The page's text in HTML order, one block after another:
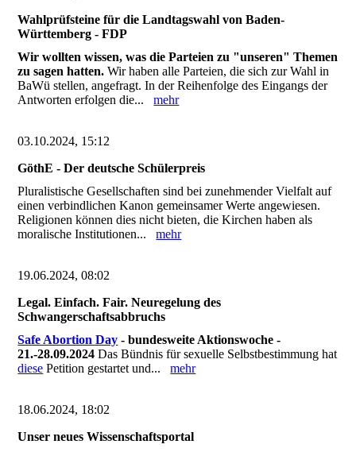
Wahlprüfsteine für die Landtagswahl von Baden-
Württemberg - FDP
Wir wollten wissen, was die Parteien zu "unseren" Themen
zu sagen hatten. Wir haben alle Parteien, die sich zur Wahl in
BaWü stellen, angefragt. In der Reihenfolge des Eingangs der
Antworten erfolgen die...mehr
03.10.2024, 15:12
GöthE - Der deutsche Schülerpreis
Pluralistische Gesellschaften sind bei zunehmender Vielfalt auf
einen verbindlichen Kanon gemeinsamer Werte angewiesen.
Religionen können dies nicht bieten, die Kirchen haben als
moralische Institutionen...mehr
19.06.2024, 08:02
Legal. Einfach. Fair. Neuregelung des
Schwangerschaftsabbruchs
Safe Abortion Day - bundesweite Aktionswoche -
21.-28.09.2024 Das Bündnis für sexuelle Selbstbestimmung hat
diese Petition gestartet und...mehr
18.06.2024, 18:02
Unser neues Wissenschaftsportal